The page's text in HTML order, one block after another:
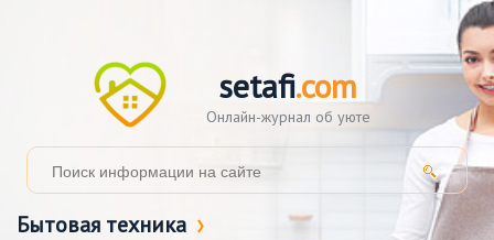
setafi.com
Онлайн-журнал об уюте
Бытовая техника